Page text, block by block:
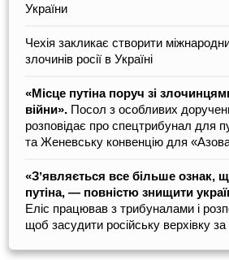
України
Чехія закликає створити
злочинів росії в Україні
«Місце путіна поруч зі
війни». Посол з особливих
розповідає про спецтрибунал для
та Женевську конвенцію для
«Зʼявляється все більше ознак,
путіна, — повністю знищити
Еліс працював з трибуналами і
щоб засудити російську верхівку за